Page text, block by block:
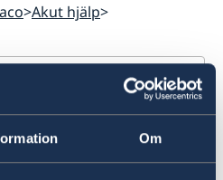
Om
Akut hjälp
i utlandet